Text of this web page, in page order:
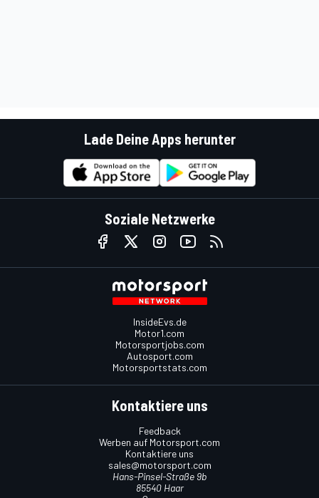
Lade Deine Apps herunter
Soziale Netzwerke
InsideEvs.de
Motor1.com
Motorsportjobs.com
Autosport.com
Motorsportstats.com
Kontaktiere uns
Feedback
Werben auf Motorsport.com
Kontaktiere uns
sales@motorsport.com
Hans-Pinsel-Straße 9b
85540 Haar